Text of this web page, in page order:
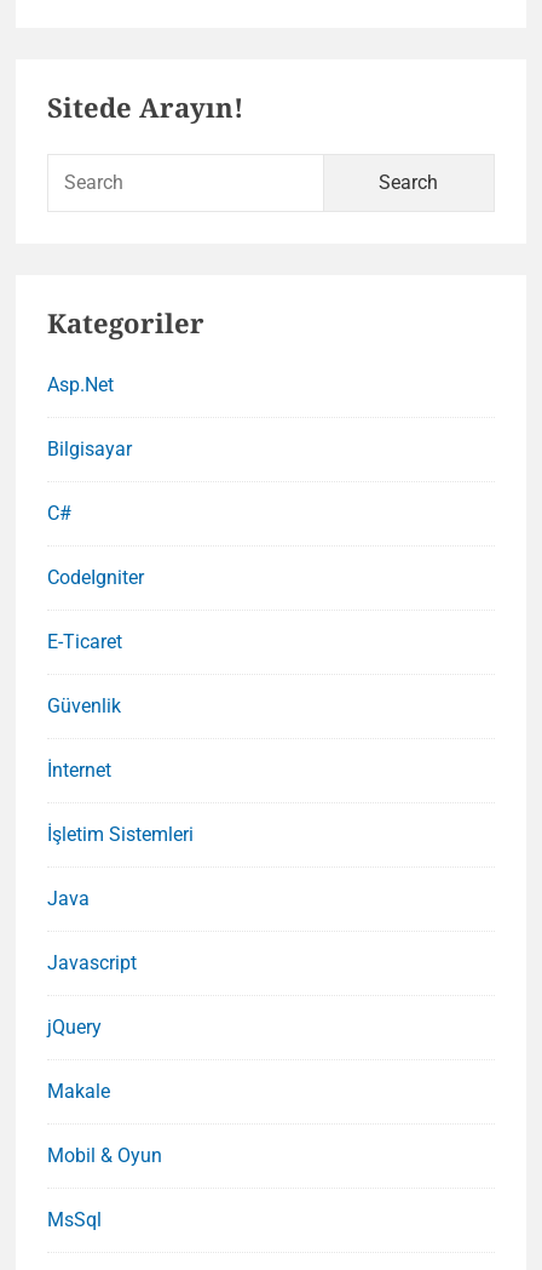
Sitede Arayın!
Kategoriler
Asp.Net
Bilgisayar
C#
CodeIgniter
E-Ticaret
Güvenlik
İnternet
İşletim Sistemleri
Java
Javascript
jQuery
Makale
Mobil & Oyun
MsSql